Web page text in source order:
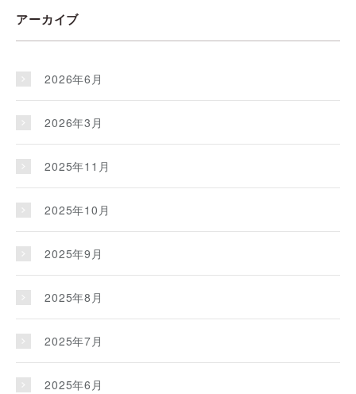
アーカイブ
2026年6月
2026年3月
2025年11月
2025年10月
2025年9月
2025年8月
2025年7月
2025年6月